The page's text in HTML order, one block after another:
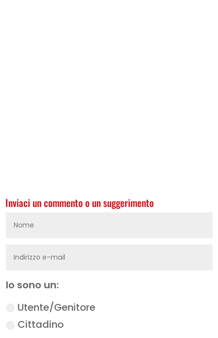
Inviaci un commento o un suggerimento
Io sono un:
Utente/Genitore
Cittadino